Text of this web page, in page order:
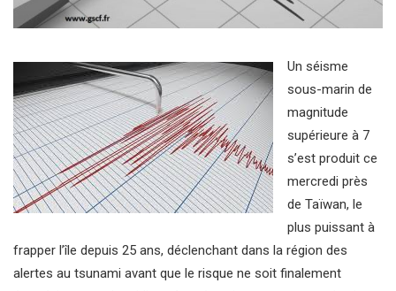
Un séisme
sous-marin de
magnitude
supérieure à 7
s’est produit ce
mercredi près
de Taïwan, le
plus puissant à
frapper l’île depuis 25 ans, déclenchant dans la région des
alertes au tsunami avant que le risque ne soit finalement